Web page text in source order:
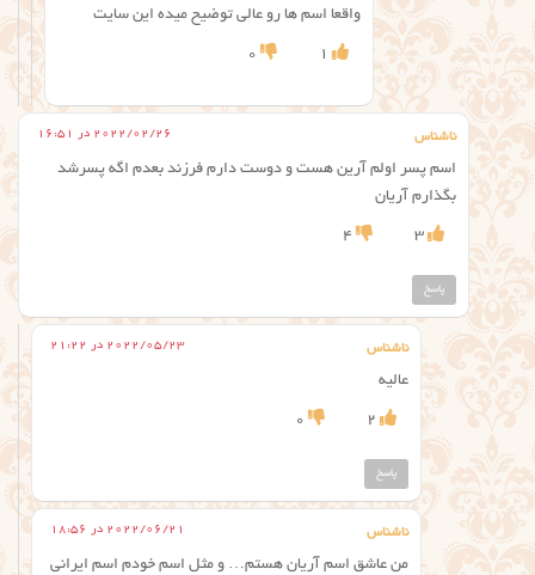
واقعا اسم ها رو عالی توضیح میده این سایت
1
0
ناشناس 2022/02/26 در 16:51
اسم پسر اولم آرین هست و دوست دارم فرزند بعدم اگه پسرشد
بگذارم آریان
3
4
پاسخ
ناشناس 2022/05/23 در 21:22
عالیه
2
0
پاسخ
ناشناس 2022/06/21 در 18:56
من عاشق اسم آریان هستم… و مثل اسم خودم اسم ایرانی